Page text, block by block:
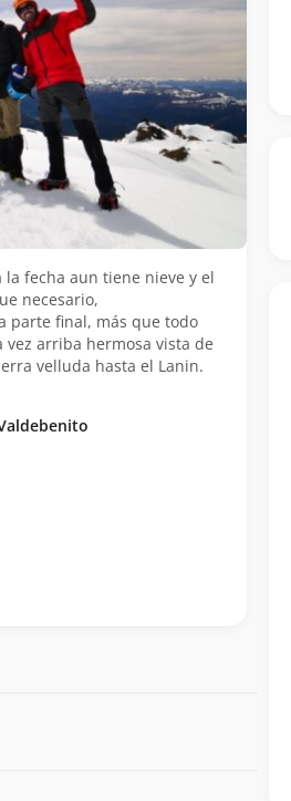
la fecha aun tiene nieve y el
necesario,
parte final, más que todo
vez arriba hermosa vista de
velluda hasta el Lanin.